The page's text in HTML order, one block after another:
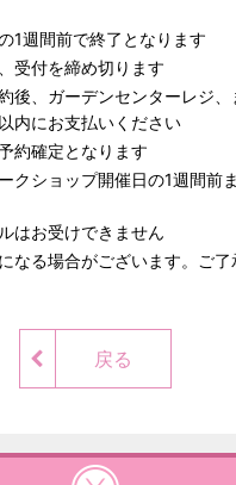
1週間前で終了となります
受付を締め切ります
後、ガーデンセンターレジ、
内にお支払いください
約確定となります
クショップ開催日の1週間前
はお受けできません
なる場合がございます。ご了
戻る